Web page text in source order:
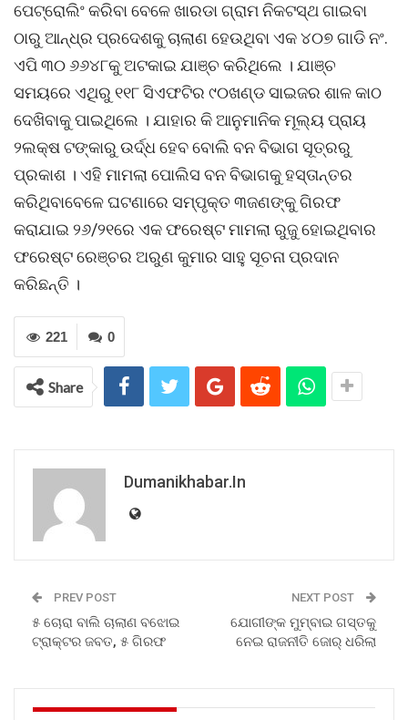
ପେଟ୍ରୋଲିଂ କରିବା ବେଳେ ଖାରଡା ଗ୍ରାମ ନିକଟସ୍ଥ ଗାଇବା
ଠାରୁ ଆନ୍ଧ୍ର ପ୍ରଦେଶକୁ ଚାଲାଣ ହେଉଥିବା ଏକ ୪୦୭ ଗାଡି ନଂ.
ଏପି ୩୦ ୬୬୪୮କୁ ଅଟକାଇ ଯାଞ୍ଚ କରିଥିଲେ । ଯାଞ୍ଚ
ସମୟରେ ଏଥିରୁ ୧୧୮ ସିଏଫଟିର ୯୦ଖଣ୍ଡ ସାଇଜର ଶାଳ କାଠ
ଦେଖିବାକୁ ପାଇଥିଲେ । ଯାହାର କି ଆନୁମାନିକ ମୂଲ୍ୟ ପ୍ରାୟ
୨ଲକ୍ଷ ଟଙ୍କାରୁ ଉର୍ଦ୍ଧ ହେବ ବୋଲି ବନ ବିଭାଗ ସୂତ୍ରରୁ
ପ୍ରକାଶ । ଏହି ମାମଲା ପୋଲିସ ବନ ବିଭାଗକୁ ହସ୍ତାନ୍ତର
କରିଥିବାବେଳେ ଘଟଣାରେ ସମ୍ପୃକ୍ତ ୩ଜଣଙ୍କୁ ଗିରଫ
କରାଯାଇ ୨୬/୨୧ରେ ଏକ ଫରେଷ୍ଟ ମାମଲା ରୁଜୁ ହୋଇଥିବାର
ଫରେଷ୍ଟ ରେଞ୍ଚର ଅରୁଣ କୁମାର ସାହୁ ସୂଚନା ପ୍ରଦାନ
କରିଛନ୍ତି ।
0
221
Share
Dumanikhabar.in
PREV POST
୫ ଚୋରା ବାଲି ଚାଲାଣ ବଝୋଇ
ଟ୍ରାକ୍ଟର ଜବତ, ୫ ଗିରଫ
NEXT POST
ଯୋଗୀଙ୍କ ମୁମ୍ବାଇ ଗସ୍ତକୁ
ନେଇ ରାଜନୀତି ଜୋର୍ ଧରିଲା